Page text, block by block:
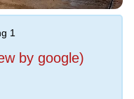
1
by google)